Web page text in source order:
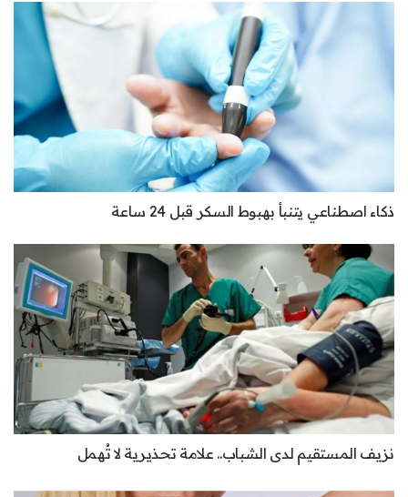
ذكاء اصطناعي يتنبأ بهبوط السكر قبل 24 ساعة
نزيف المستقيم لدى الشباب.. علامة تحذيرية لا تُهمل